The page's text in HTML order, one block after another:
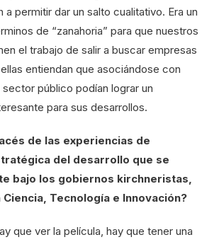
a permitir dar un salto cualitativo. Era un
de “zanahoria” para que nuestros
el trabajo de salir a buscar empresas
entiendan que asociándose con
público podían lograr un
para sus desarrollos.
de las experiencias de
del desarrollo que se
bajo los gobiernos kirchneristas,
Tecnología e Innovación?
que ver la película, hay que tener una